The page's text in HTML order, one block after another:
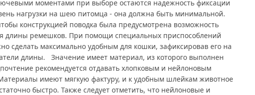
моментами при выборе остаются надежность фиксации
нагрузки на шею питомца - она должна быть минимальной.
конструкцией поводка была предусмотрена возможность
длины ремешков. При помощи специальных приспособлений
сделать максимально удобным для кошки, зафиксировав его на
длины. Значение имеет материал, из которого выполнен
рекомендуется отдавать хлопковым и нейлоновым
имеют мягкую фактуру, и к удобным шлейкам животное
быстро. Также следует отметить, что нейлоновые и